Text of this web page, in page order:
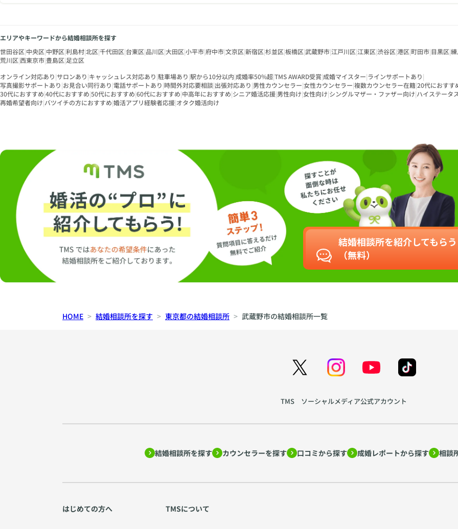
エリアやキーワードから結婚相談所を探す
世田谷区|中央区|中野区|利島村|北区|千代田区|台東区|品川区|大田区|小平市|府中市|文京区|新宿区|杉並区|板橋区|武蔵野市|江戸川区|江東区|渋谷区|港区|町田市|目黒区|
荒川区|西東京市|豊島区|足立区
オンライン対応あり|サロンあり|キャッシュレス対応あり|駐車場あり|駅から10分以内|成婚率50%超|TMS AWARD受賞|成婚マイスター|ラインサポートあり|
写真撮影サポートあり|お見合い同行あり|電話サポートあり|時間外対応要相談|出張対応あり|男性カウンセラー|女性カウンセラー|複数カウンセラー在籍|20代におすす
30代におすすめ|40代におすすめ|50代におすすめ|60代におすすめ|中高年におすすめ|シニア婚活応援|男性向け|女性向け|シングルマザー・ファザー向け|ハイステータ
再婚希望者向け|バツイチの方におすすめ|婚活アプリ経験者応援|オタク婚活向け
結婚相談所を紹介してもらう
（無料）
HOME 結婚相談所を探す 東京都の結婚相談所 武蔵野市の結婚相談所一覧
TMS ソーシャルメディア公式アカウント
結婚相談所を探す カウンセラーを探す 口コミから探す 成婚レポートから探す 相談
はじめての方へ TMSについて